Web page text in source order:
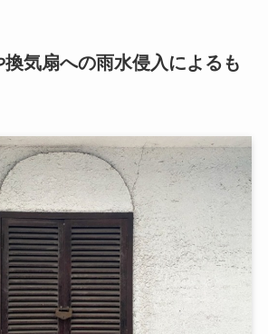
気扇への雨水侵入によるも